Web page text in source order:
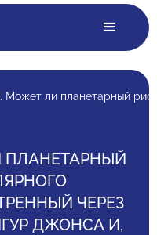
ЧЕРЕЗ
ДЖОНСА И,